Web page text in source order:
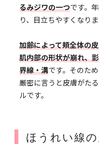
るみジワの一つです。
り、目立ちやすくなりま
加齢によって頬全体の
肌内部の形状が崩れ、
界線・溝です。そのた
厳密に言うと皮膚がた
ルです。
ほうれい線の